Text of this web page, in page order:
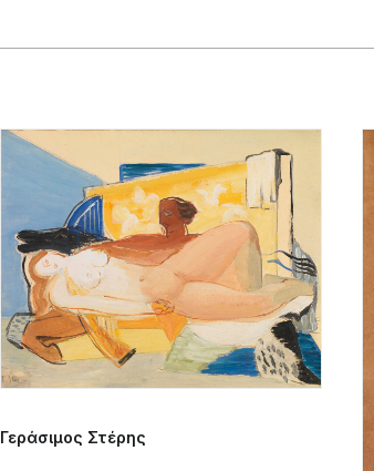
Γεράσιμος Στέρης